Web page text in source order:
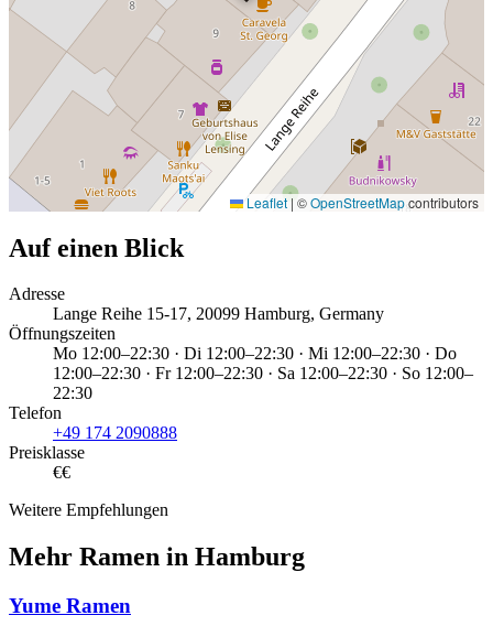
Leaflet | ©OpenStreetMapcontributors
Auf einen Blick
Adresse
Lange Reihe 15-17, 20099 Hamburg, Germany
Öffnungszeiten
Mo 12:00–22:30 · Di 12:00–22:30 · Mi 12:00–22:30 · Do
12:00–22:30 · Fr 12:00–22:30 · Sa 12:00–22:30 · So 12:00–
22:30
Telefon
+49 174 2090888
Preisklasse
€€
Weitere Empfehlungen
Mehr Ramen in Hamburg
Yume Ramen